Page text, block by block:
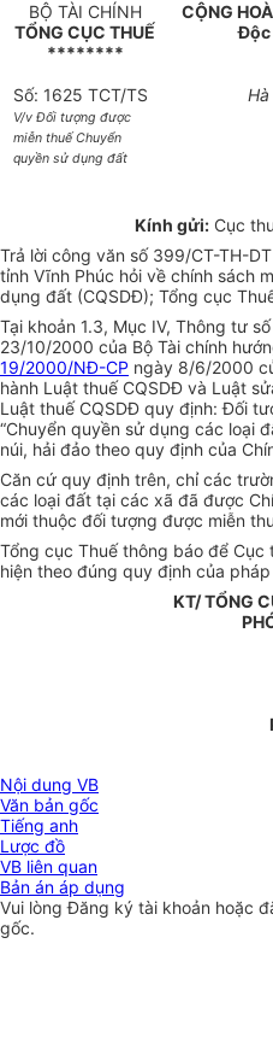
BỘ TÀI CHÍNH
TỔNG CỤC THUẾ
********
CỘNG
Độc
Số: 1625 TCT/TS
V/v Đối tượng được
miễn thuế Chuyển
quyền sử dụng đất
Kính gửi: Cục
Trả lời công văn số 399/CT-TH-
tỉnh Vĩnh Phúc hỏi về chính sách
dụng đất (CQSDĐ); Tổng cục
Tại khoản 1.3, Mục IV, Thông tư số
23/10/2000 của Bộ Tài chính
19/2000/NĐ-CP ngày 8/6/2000
hành Luật thuế CQSDĐ và Luật
Luật thuế CQSDĐ quy định: Đối
“Chuyển quyền sử dụng các loại
núi, hải đảo theo quy định của
Căn cứ quy định trên, chỉ các
các loại đất tại các xã đã được
mới thuộc đối tượng được miễn
Tổng cục Thuế thông báo để
hiện theo đúng quy định của
KT/ TỔNG
Nội dung VB
Văn bản gốc
Tiếng anh
Lược đồ
VB liên quan
Bản án áp dụng
Vui lòngĐăng ký tài khoản hoặc
gốc.